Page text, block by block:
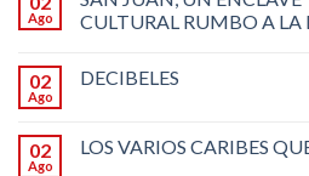
Ago
CULTURAL RUMBO A LA
02
Ago
DECIBELES
02
Ago
LOS VARIOS CARIBES